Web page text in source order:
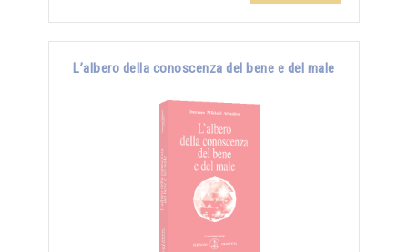
L’albero della conoscenza del bene e del male